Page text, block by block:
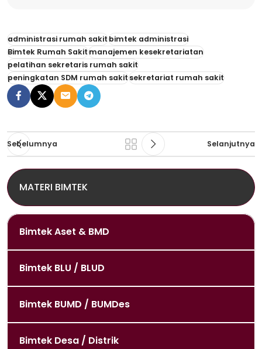
MATERI BIMTEK
Bimtek Aset & BMD
Bimtek BLU / BLUD
Bimtek BUMD / BUMDes
Bimtek Desa / Distrik
administrasi rumah sakitbimtek administrasi
Bimtek Rumah Sakitmanajemen kesekretariatan
pelatihan sekretaris rumah sakit
peningkatan SDM rumah sakitsekretariat rumah sakit
Sebelumnya Selanjutnya